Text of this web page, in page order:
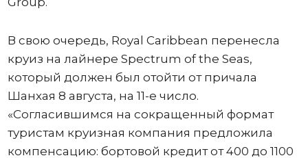
В свою очередь, Royal Caribbean перенесла
круиз на лайнере Spectrum of the Seas,
который должен был отойти от причала
Шанхая 8 августа, на 11-е число.
«Согласившимся на сокращенный формат
туристам круизная компания предложила
компенсацию: бортовой кредит от 400 до 1100